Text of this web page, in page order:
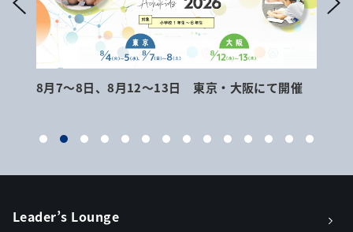
8月7～8日、8月12～13日 東京・大阪にて開催
Leader’s Lounge